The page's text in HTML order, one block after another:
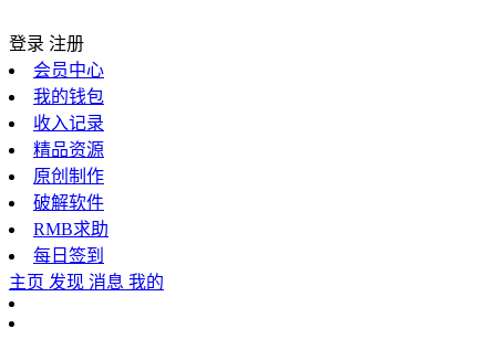
登录 注册
会员中心
我的钱包
收入记录
精品资源
原创制作
破解软件
RMB求助
每日签到
主页 发现 消息 我的